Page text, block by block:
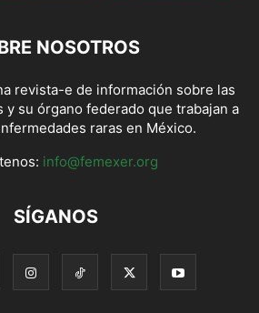
NOSOTROS
revista-e de información sobre las
y su órgano federado que trabajan a
raras en México.
info@femexer.org
SÍGANOS